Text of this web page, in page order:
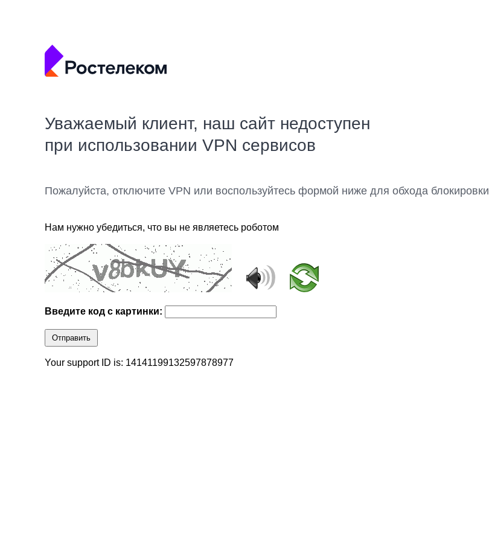
Уважаемый клиент, наш сайт недоступен
при использовании VPN сервисов
Пожалуйста, отключите VPN или воспользуйтесь формой ниже для обхода блокировки
Нам нужно убедиться, что вы не являетесь роботом
Введите код с картинки:
Отправить
Your support ID is: 14141199132597878977